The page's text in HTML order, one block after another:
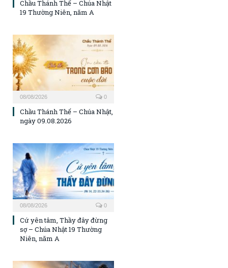
Chầu Thánh Thể – Chúa Nhật
19 Thường Niên, năm A
08/08/2026 0
Chầu Thánh Thể – Chúa Nhật,
ngày 09.08.2026
08/08/2026 0
Cứ yên tâm, Thầy đây đừng
sợ – Chúa Nhật 19 Thường
Niên, năm A